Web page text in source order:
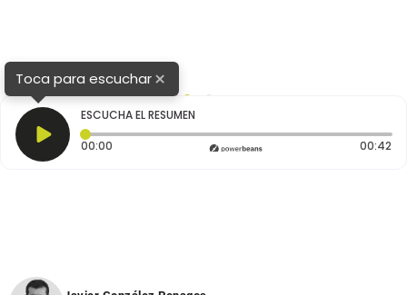
Toca para escuchar×
ESCUCHA EL RESUMEN
00:00 Tiempo transcurrido: 0 segundos 00:42